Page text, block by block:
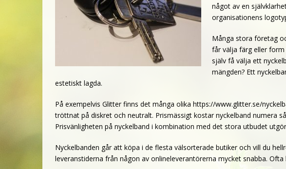
något av en
organisationens
Många stora företag
får välja färg eller
själv få välja ett
mängden? Ett
estetiskt lagda.
På exempelvis Glitter finns det många olika https://www.glitter.se/
tröttnat på diskret och neutralt. Prismässigt kostar nyckelband numera
Prisvänligheten på nyckelband i kombination med det stora utbudet
Nyckelbanden går att köpa i de flesta välsorterade butiker och vill du
leveranstiderna från någon av onlineleverantörerna mycket snabba.